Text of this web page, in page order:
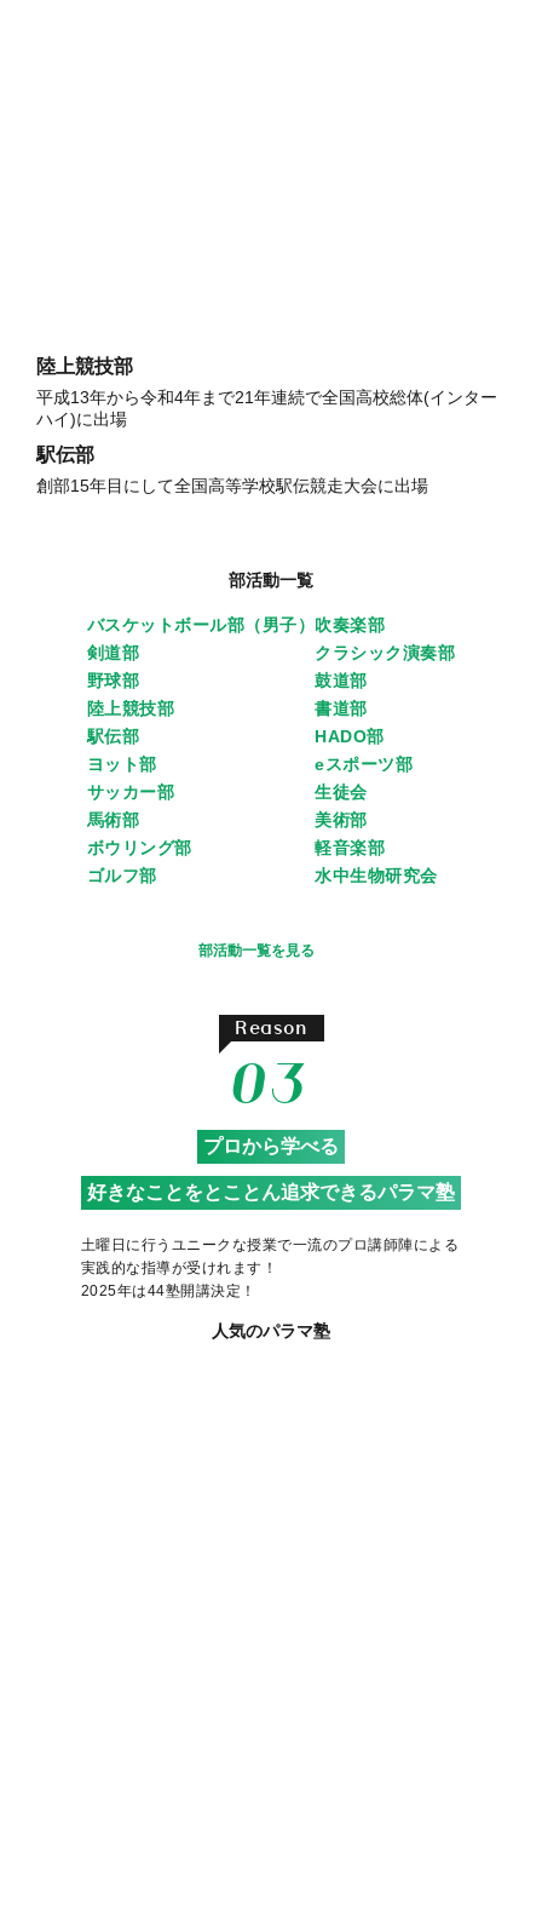
陸上競技部
平成13年から令和4年まで21年連続で全国高校総体(インター
ハイ)に出場
駅伝部
創部15年目にして全国高等学校駅伝競走大会に出場
部活動一覧
バスケットボール部（男子）
剣道部
野球部
陸上競技部
駅伝部
ヨット部
サッカー部
馬術部
ボウリング部
ゴルフ部
吹奏楽部
クラシック演奏部
鼓道部
書道部
HADO部
eスポーツ部
生徒会
美術部
軽音楽部
水中生物研究会
部活動一覧を見る
Reason
03
プロから学べる
好きなことをとことん追求できるパラマ塾
土曜日に行うユニークな授業で一流のプロ講師陣による
実践的な指導が受けれます！
2025年は44塾開講決定！
人気のパラマ塾